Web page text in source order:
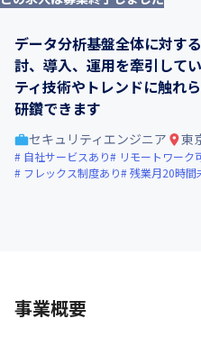
データ分析基盤全体に対す
討、導入、運用を牽引して
ティ技術やトレンドに触れ
研鑽できます
セキュリティエンジニア 東
自社サービスあり リモートワーク
フレックス制度あり
残業月20時間
事業概要